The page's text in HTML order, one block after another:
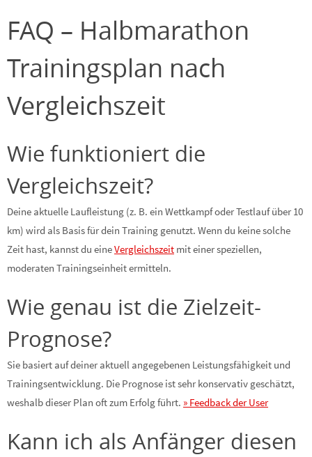
FAQ – Halbmarathon
Trainingsplan nach
Vergleichszeit
Wie funktioniert die
Vergleichszeit?
Deine aktuelle Laufleistung (z. B. ein Wettkampf oder Testlauf über 10
km) wird als Basis für dein Training genutzt. Wenn du keine solche
Zeit hast, kannst du eineVergleichszeit mit einer speziellen,
moderaten Trainingseinheit ermitteln.
Wie genau ist die Zielzeit-
Prognose?
Sie basiert auf deiner aktuell angegebenen Leistungsfähigkeit und
Trainingsentwicklung. Die Prognose ist sehr konservativ geschätzt,
weshalb dieser Plan oft zum Erfolg führt. » Feedback der User
Kann ich als Anfänger diesen